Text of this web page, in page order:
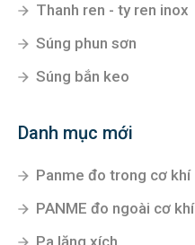
Thanh ren - ty ren inox
Súng phun sơn
Súng bắn keo
Danh mục mới
Panme đo trong cơ khí
PANME đo ngoài cơ khí